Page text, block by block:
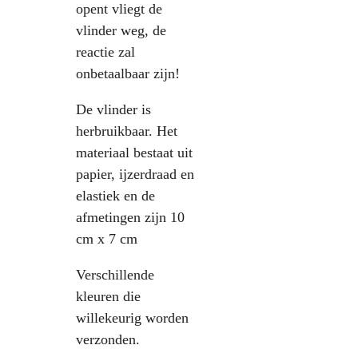
opent vliegt de
vlinder weg, de
reactie zal
onbetaalbaar zijn!
De vlinder is
herbruikbaar. Het
materiaal bestaat uit
papier, ijzerdraad en
elastiek en de
afmetingen zijn 10
cm x 7 cm
Verschillende
kleuren die
willekeurig worden
verzonden.